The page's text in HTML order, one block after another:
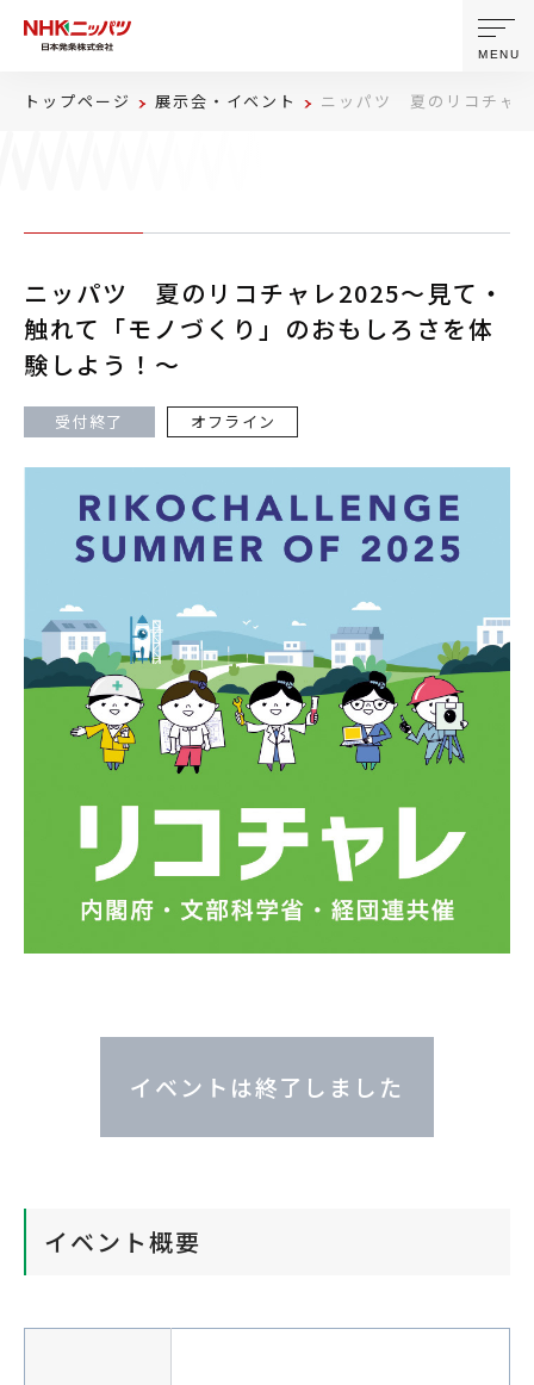
JP EN
製品・技術
企業情報
ニュース
サステナビリティ
株主・投資家情報
採用情報
MENU
トップページ 展示会・イベント ニッパツ 夏のリコチャ
ニッパツ 夏のリコチャレ2025～見て・
触れて「モノづくり」のおもしろさを体
験しよう！～
受付終了 オフライン
イベントは終了しました
イベント概要